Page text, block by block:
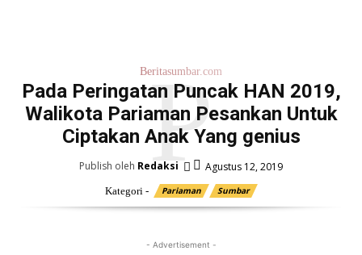
Beritasumbar.com
Pada Peringatan Puncak HAN 2019,
Walikota Pariaman Pesankan Untuk
Ciptakan Anak Yang genius
P
Publish oleh Redaksi Agustus 12, 2019
Kategori - Pariaman Sumbar
- Advertisement -